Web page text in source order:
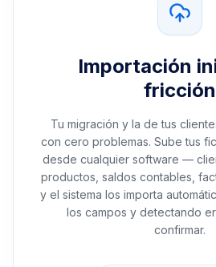
Importación
fricción
Tu migración y la de tus
con cero problemas. Sube tus
desde cualquier software —
productos, saldos contables,
y el sistema los importa
los campos y detectando
confirmar.